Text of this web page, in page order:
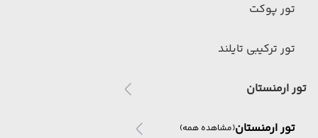
تور پوکت
تور ترکیبی تایلند
تور ارمنستان
تور ارمنستان(مشاهده همه)